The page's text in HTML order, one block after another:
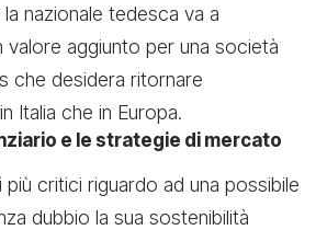
nazionale tedesca va a
valore aggiunto per una società
che desidera ritornare
Italia che in Europa.
e le strategie di mercato
critici riguardo ad una possibile
dubbio la sua sostenibilità